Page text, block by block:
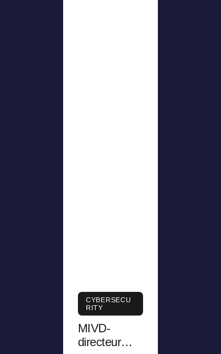
CYBERSECU
RITY
MIVD-
directeur